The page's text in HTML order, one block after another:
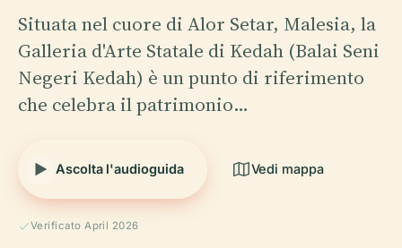
Situata nel cuore di Alor Setar, Malesia, la
Galleria d'Arte Statale di Kedah (Balai Seni
Negeri Kedah) è un punto di riferimento
che celebra il patrimonio…
Ascolta l'audioguida Vedi mappa
Verificato April 2026